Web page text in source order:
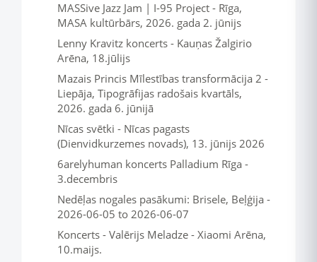
MASSive Jazz Jam | I-95 Project - Rīga,
MASA kultūrbārs, 2026. gada 2. jūnijs
Lenny Kravitz koncerts - Kauņas Žalgirio
Arēna, 18.jūlijs
Mazais Princis Mīlestības transformācija 2 -
Liepāja, Tipogrāfijas radošais kvartāls,
2026. gada 6. jūnijā
Nīcas svētki - Nīcas pagasts
(Dienvidkurzemes novads), 13. jūnijs 2026
6arelyhuman koncerts Palladium Rīga -
3.decembris
Nedēļas nogales pasākumi: Brisele, Beļģija -
2026-06-05 to 2026-06-07
Koncerts - Valērijs Meladze - Xiaomi Arēna,
10.maijs.